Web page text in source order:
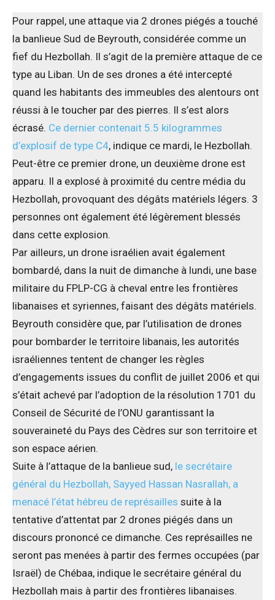
Pour rappel, une attaque via 2 drones piégés a touché
la banlieue Sud de Beyrouth, considérée comme un
fief du Hezbollah. Il s’agit de la première attaque de ce
type au Liban. Un de ses drones a été intercepté
quand les habitants des immeubles des alentours ont
réussi à le toucher par des pierres. Il s’est alors
écrasé. Ce dernier contenait 5.5 kilogrammes
d’explosif de type C4, indique ce mardi, le Hezbollah.
Peut-être ce premier drone, un deuxième drone est
apparu. Il a explosé à proximité du centre média du
Hezbollah, provoquant des dégâts matériels légers. 3
personnes ont également été légèrement blessés
dans cette explosion.
Par ailleurs, un drone israélien avait également
bombardé, dans la nuit de dimanche à lundi, une base
militaire du FPLP-CG à cheval entre les frontières
libanaises et syriennes, faisant des dégâts matériels.
Beyrouth considère que, par l’utilisation de drones
pour bombarder le territoire libanais, les autorités
israéliennes tentent de changer les règles
d’engagements issues du conflit de juillet 2006 et qui
s’était achevé par l’adoption de la résolution 1701 du
Conseil de Sécurité de l’ONU garantissant la
souveraineté du Pays des Cèdres sur son territoire et
son espace aérien.
Suite à l’attaque de la banlieue sud, le secrétaire
général du Hezbollah, Sayyed Hassan Nasrallah, a
menacé l’état hébreu de représailles suite à la
tentative d’attentat par 2 drones piégés dans un
discours prononcé ce dimanche. Ces représailles ne
seront pas menées à partir des fermes occupées (par
Israël) de Chébaa, indique le secrétaire général du
Hezbollah mais à partir des frontières libanaises.